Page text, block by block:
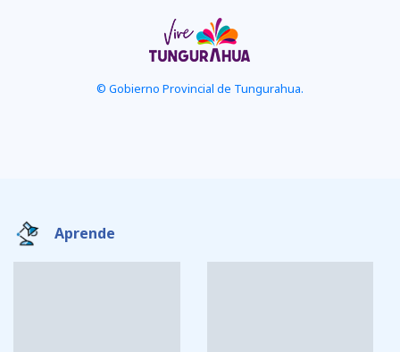
© Gobierno Provincial de Tungurahua.
Aprende